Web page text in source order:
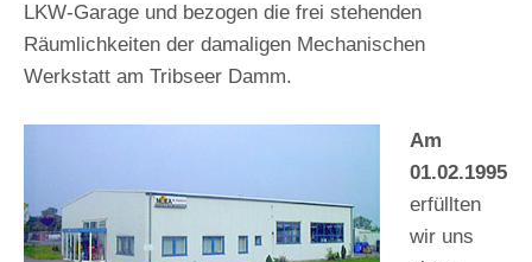
LKW-Garage und bezogen die frei stehenden
Räumlichkeiten der damaligen Mechanischen
Werkstatt am Tribseer Damm.
Am
01.02.1995
erfüllten
wir uns